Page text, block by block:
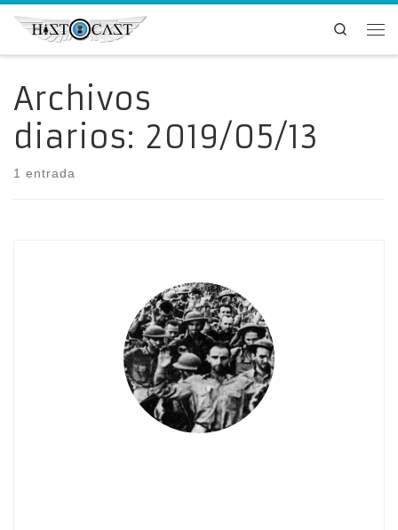
Saltar al contenido
Search
Archivos
diarios: 2019/05/13
1 entrada